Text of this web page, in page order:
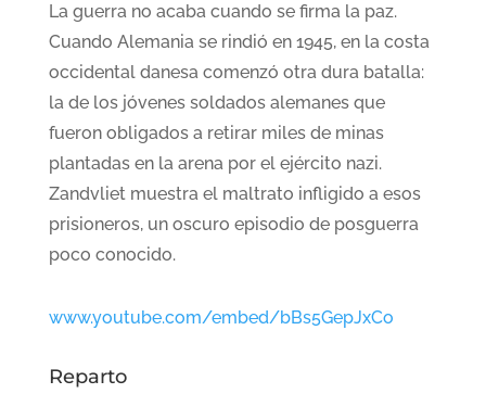
La guerra no acaba cuando se firma la paz.
Cuando Alemania se rindió en 1945, en la costa
occidental danesa comenzó otra dura batalla:
la de los jóvenes soldados alemanes que
fueron obligados a retirar miles de minas
plantadas en la arena por el ejército nazi.
Zandvliet muestra el maltrato infligido a esos
prisioneros, un oscuro episodio de posguerra
poco conocido.
www.youtube.com/embed/bBs5GepJxCo
Reparto